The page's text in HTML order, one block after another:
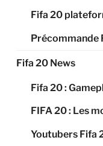
Fifa 20
Précommande
Fifa 20 News
Fifa 20 :
FIFA 20 : Les
Youtubers Fifa